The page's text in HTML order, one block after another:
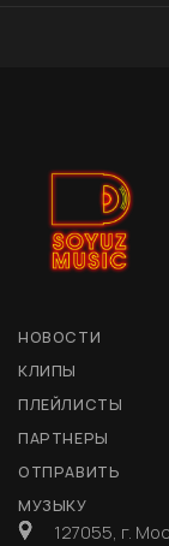
НОВОСТИ
КЛИПЫ
ПЛЕЙЛИСТЫ
ПАРТНЕРЫ
ОТПРАВИТЬ
МУЗЫКУ
127055, г.